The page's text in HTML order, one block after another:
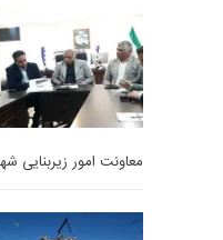
معاونت امور زیربنایی